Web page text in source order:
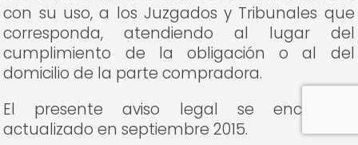
con su uso, a los Juzgados y Tribunales que
corresponda, atendiendo al lugar del
cumplimiento de la obligación o al del
domicilio de la parte compradora.
El presente aviso legal se encuentra
actualizado en septiembre 2015.